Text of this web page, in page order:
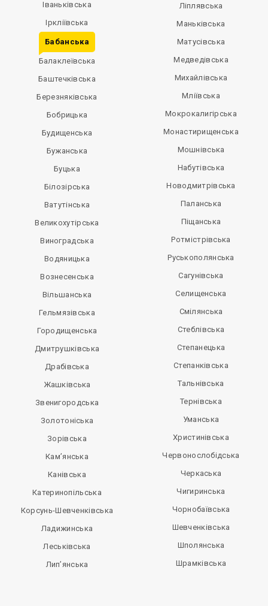
Іваньківська
Іркліївська
Бабанська
Балаклеївська
Баштечківська
Березняківська
Бобрицька
Будищенська
Бужанська
Буцька
Білозірська
Ватутінська
Великохутірська
Виноградська
Водяницька
Вознесенська
Вільшанська
Гельмязівська
Городищенська
Дмитрушківська
Драбівська
Жашківська
Звенигородська
Золотоніська
Зорівська
Кам’янська
Канівська
Катеринопільська
Корсунь-Шевченківська
Ладижинська
Леськівська
Лип’янська
Ліплявська
Маньківська
Матусівська
Медведівська
Михайлівська
Мліївська
Мокрокалигірська
Монастирищенська
Мошнівська
Набутівська
Новодмитрівська
Паланська
Піщанська
Ротмістрівська
Руськополянська
Сагунівська
Селищенська
Смілянська
Стеблівська
Степанецька
Степанківська
Тальнівська
Тернівська
Уманська
Христинівська
Червонослобідська
Черкаська
Чигиринська
Чорнобаївська
Шевченківська
Шполянська
Шрамківська